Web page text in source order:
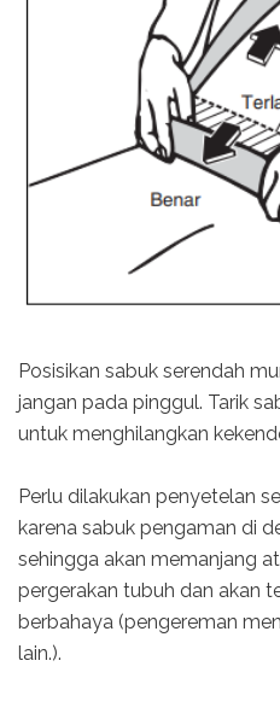
Posisikan sabuk serendah
jangan pada pinggul. Tarik
untuk menghilangkan
Perlu dilakukan penyetelan
karena sabuk pengaman di
sehingga akan memanjang
pergerakan tubuh dan akan
berbahaya (pengereman
lain.).